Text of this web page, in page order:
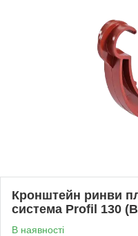
Кронштейн ринви
система Profil 130
В наявності